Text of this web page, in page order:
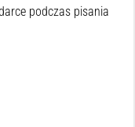
podczas pisania